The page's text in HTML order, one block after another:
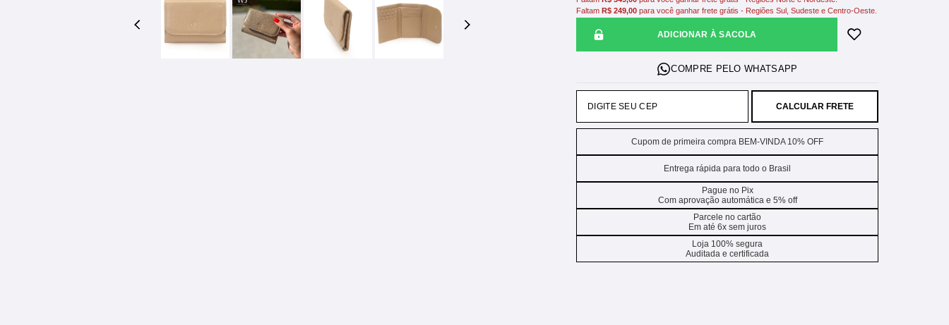
ADICIONAR À SACOLA
Faltam R$ 249,00 para você ganhar frete grátis - Regiões Sul, Sudeste e Centro-Oeste.
CALCULAR FRETE
Cupom de primeira compra BEM-VINDA 10% OFF
Entrega rápida para todo o Brasil
Pague no Pix
Com aprovação automática e 5% off
Parcele no cartão
Em até 6x sem juros
Loja 100% segura
Auditada e certificada